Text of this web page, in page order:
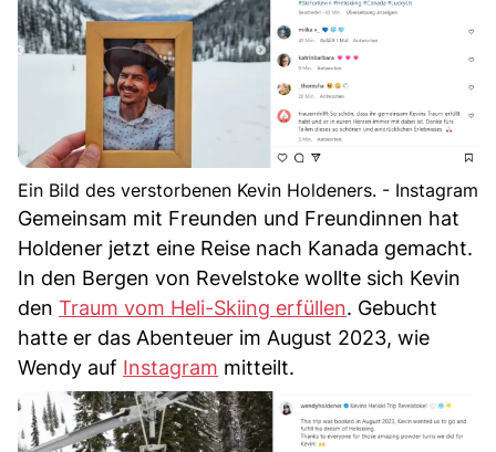
Ein Bild des verstorbenen Kevin Holdeners. - Instagram
Gemeinsam mit Freunden und Freundinnen hat
Holdener jetzt eine Reise nach Kanada gemacht.
In den Bergen von Revelstoke wollte sich Kevin
den Traum vom Heli-Skiing erfüllen. Gebucht
hatte er das Abenteuer im August 2023, wie
Wendy auf Instagram mitteilt.